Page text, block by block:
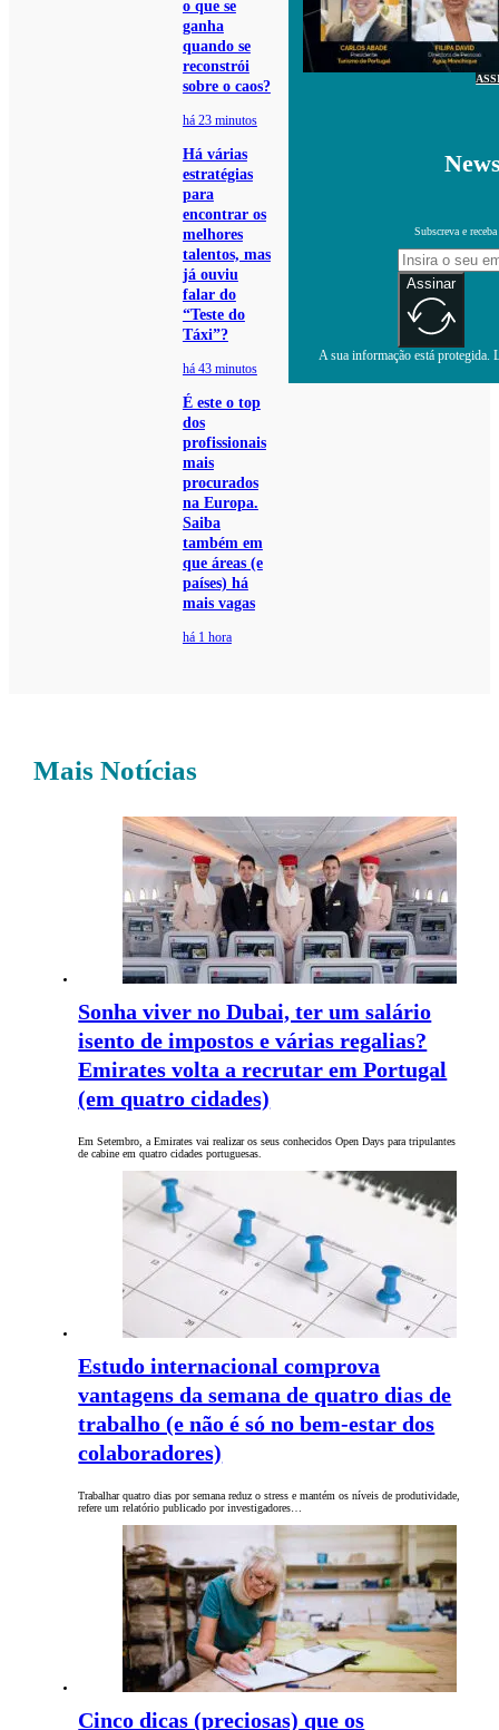
o que se
ganha
quando se
reconstrói
sobre o caos?
há 23 minutos
Há várias
estratégias
para
encontrar os
melhores
talentos, mas
já ouviu
falar do
“Teste do
Táxi”?
há 43 minutos
É este o top
dos
profissionais
mais
procurados
na Europa.
Saiba
também em
que áreas (e
países) há
mais vagas
há 1 hora
Subscreva e
Assinar
A sua informação está protegida.
Mais Notícias
Sonha viver no Dubai, ter um salário
isento de impostos e várias regalias?
Emirates volta a recrutar em Portugal
(em quatro cidades)
Em Setembro, a Emirates vai realizar os seus conhecidos Open Days para tripulantes
de cabine em quatro cidades portuguesas.
Estudo internacional comprova
vantagens da semana de quatro dias de
trabalho (e não é só no bem-estar dos
colaboradores)
Trabalhar quatro dias por semana reduz o stress e mantém os níveis de produtividade,
refere um relatório publicado por investigadores…
Cinco dicas (preciosas) que os